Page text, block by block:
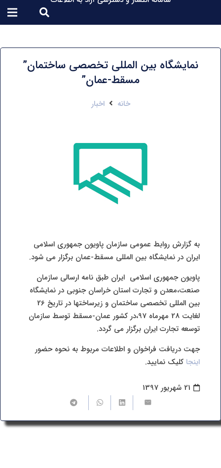
نمایشگاه بین المللی تخصصی ساختمان”
مسقط-عمان”
خانه اخبار
به گزارش روابط عمومی سازمان پاویون جمهوری اسلامی
ایران در نمایشگاه بین المللی مسقط-عمان برگزار می شود.
پاویون جمهوری اسلامی ایران طبق نامه ارسالی سازمان
صنعت،معدن و تجارت استان خراسان جنوبی در نمایشگاه
بین المللی تخصصی ساختمان و زیرساختها در تاریخ 26
لغایت 28 مهرماه 97،در کشور عمان-مسقط توسط سازمان
توسعه تجارت ایران برگزار می گردد.
جهت دریافت فراخوان و اطلاعات مربوط به نحوه حضور
اینجا کلیک نمایید.
21 شهریور 1397